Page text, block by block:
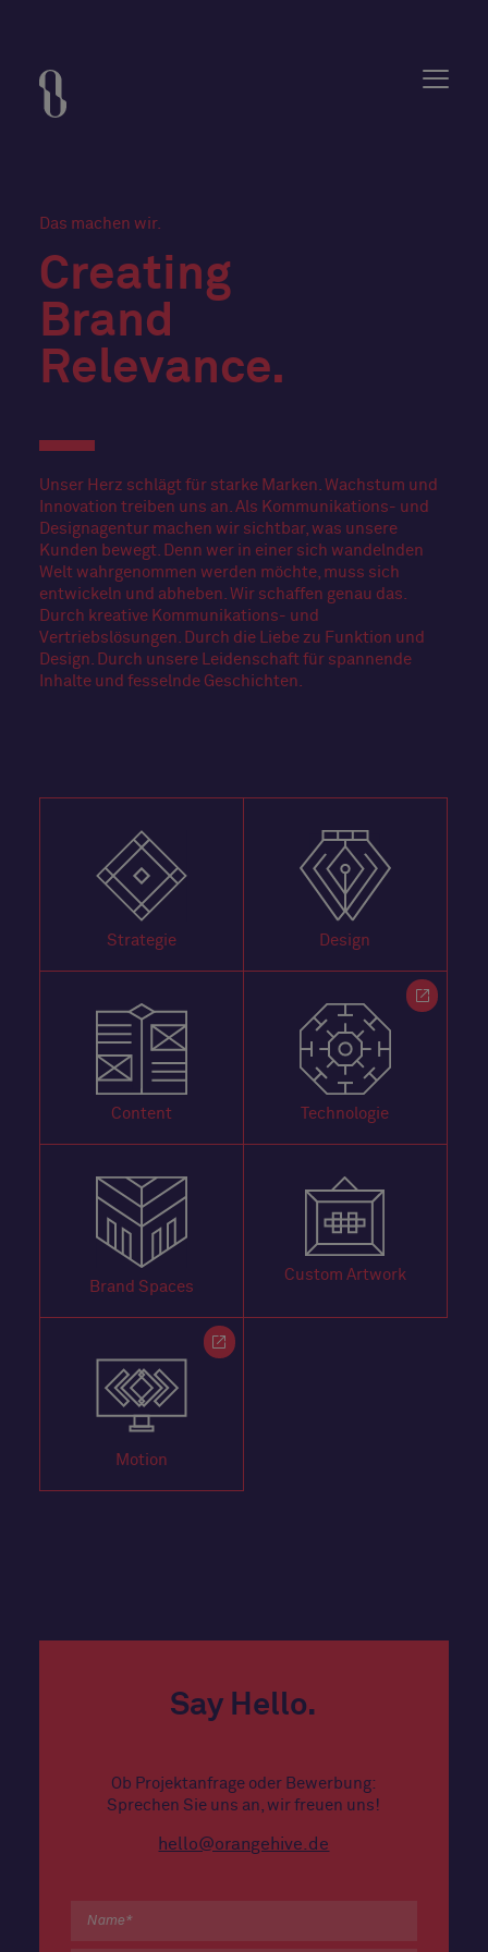
Das machen wir.
Creating
Brand
Relevance.
Unser Herz schlägt für starke Marken. Wachstum und
Innovation treiben uns an. Als Kommunikations- und
Designagentur machen wir sichtbar, was unsere
Kunden bewegt. Denn wer in einer sich wandelnden
Welt wahrgenommen werden möchte, muss sich
entwickeln und abheben. Wir schaffen genau das.
Durch kreative Kommunikations- und
Vertriebslösungen. Durch die Liebe zu Funktion und
Design. Durch unsere Leidenschaft für spannende
Inhalte und fesselnde Geschichten.
Strategie Design
Content Technologie
Brand Spaces
Custom Artwork
Motion
Say Hello.
Ob Projektanfrage oder Bewerbung:
Sprechen Sie uns an, wir freuen uns!
hello@orangehive.de